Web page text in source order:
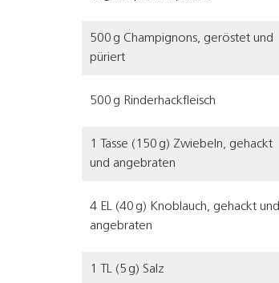
500 g Champignons, geröstet und
püriert
500 g Rinderhackfleisch
1 Tasse (150 g) Zwiebeln, gehackt
und angebraten
4 EL (40 g) Knoblauch, gehackt und
angebraten
1 TL (5 g) Salz